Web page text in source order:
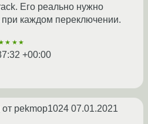
Его реально нужно
при каждом переключении.
+00:00
от pekmop1024 07.01.2021